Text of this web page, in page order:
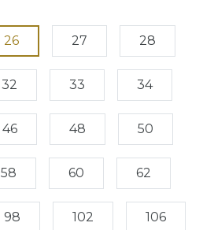
26 27 28
32 33 34
46 48 50
58 60 62
98 102 106